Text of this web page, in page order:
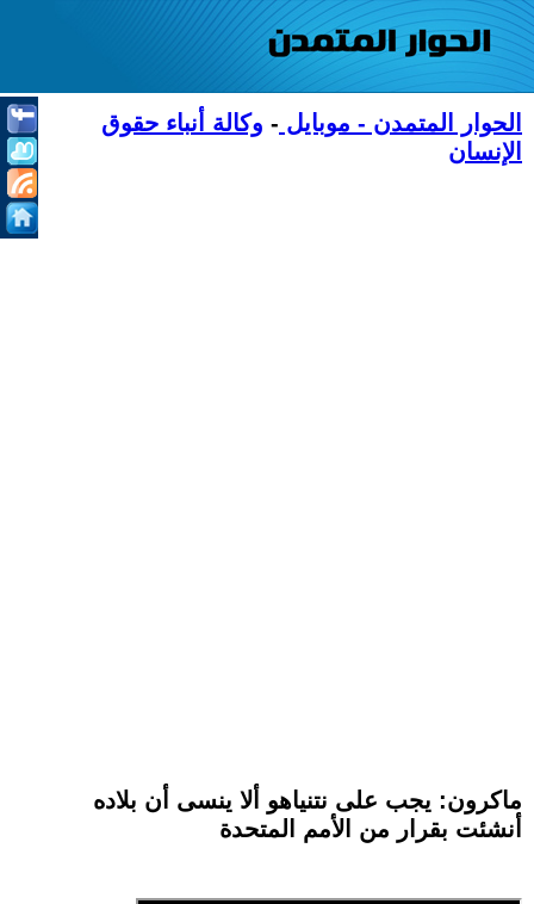
الحوار المتمدن - موبايل - وكالة أنباء حقوق
الإنسان
ماكرون: يجب على نتنياهو ألا ينسى أن بلاده
أنشئت بقرار من الأمم المتحدة